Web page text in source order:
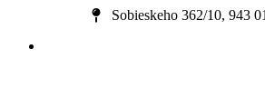
obsah
Sobieskeho 362/10, 943